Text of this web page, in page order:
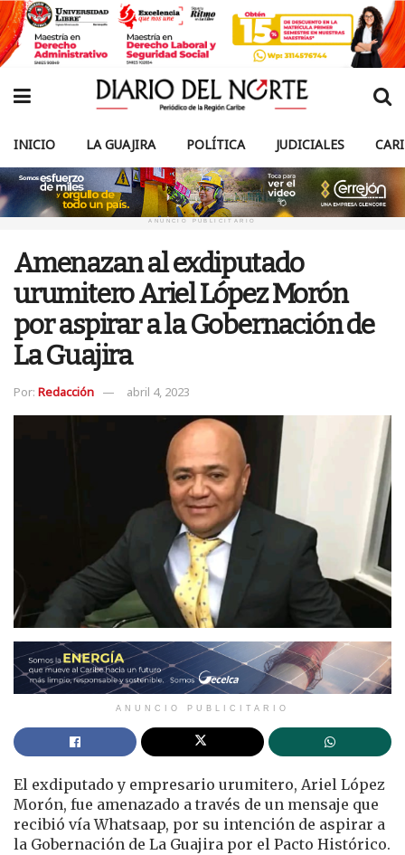
INICIO LA GUAJIRA POLÍTICA JUDICIALES
ANUNCIO PUBLICITARIO
Amenazan al exdiputado
urumitero Ariel López Morón
por aspirar a la Gobernación de
La Guajira
Por: Redacción abril 4, 2023
ANUNCIO PUBLICITARIO
El exdiputado y empresario urumitero, Ariel López
Morón, fue amenazado a través de un mensaje que
recibió vía Whatsaap, por su intención de aspirar a
la Gobernación de La Guajira por el Pacto Histórico.